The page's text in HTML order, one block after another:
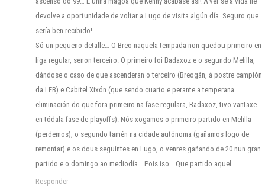
devolve a oportunidade de voltar a Lugo de visita algún día. Seguro que
sería ben recibido!
Só un pequeno detalle… O Breo naquela tempada non quedou primeiro en
liga regular, senon terceiro. O primeiro foi Badaxoz e o segundo Melilla,
dándose o caso de que ascenderan o terceiro (Breogán, á postre campión
da LEB) e Cabitel Xixón (que sendo cuarto e perante a temperana
eliminación do que fora primeiro na fase regulara, Badaxoz, tivo vantaxe
en tódala fase de playoffs). Nós xogamos o primeiro partido en Melilla
(perdemos), o segundo tamén na cidade autónoma (gañamos logo de
remontar) e os dous seguintes en Lugo, o venres gañando de 20 nun gran
partido e o domingo ao mediodía… Pois iso… Que partido aquel…
Responder